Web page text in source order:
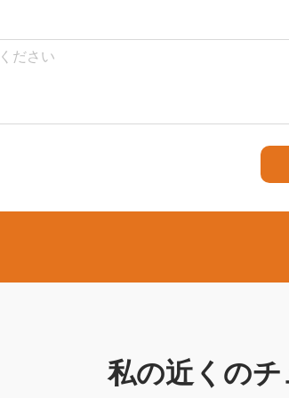
私の近くの